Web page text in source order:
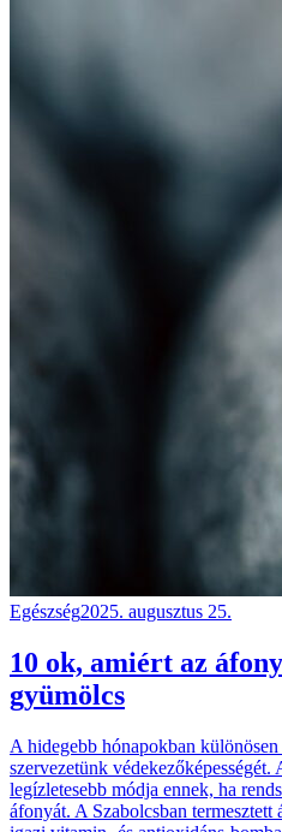
Egészség2025. augusztus 25.
10 ok, amiért az
gyümölcs
A hidegebb hónapokban
szervezetünk
legízletesebb módja ennek, ha
áfonyát. A Szabolcsban